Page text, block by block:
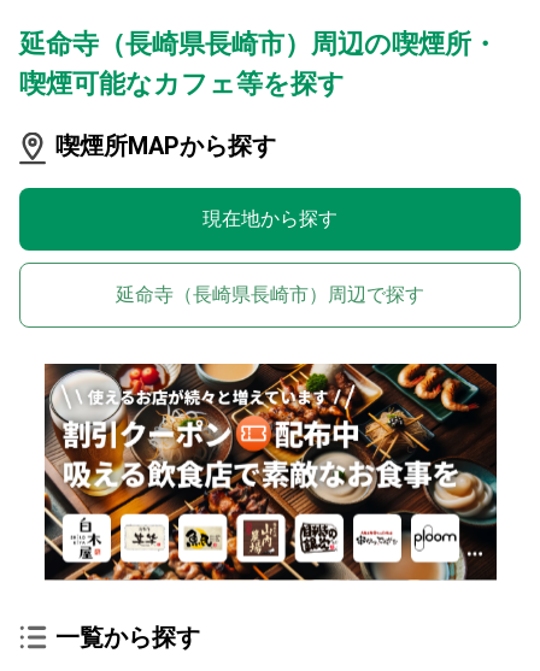
延命寺（長崎県長崎市）周辺の喫煙所・
喫煙可能なカフェ等を探す
喫煙所MAPから探す
現在地から探す
延命寺（長崎県長崎市）周辺で探す
一覧から探す